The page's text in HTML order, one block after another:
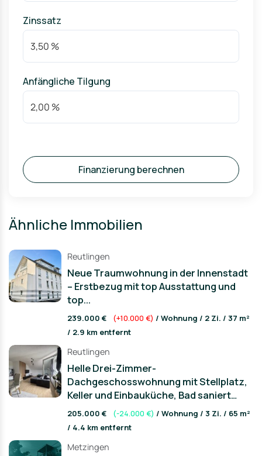
Zinssatz
Anfängliche Tilgung
Finanzierung berechnen
Ähnliche Immobilien
Reutlingen
Neue Traumwohnung in der Innenstadt
– Erstbezug mit top Ausstattung und
top...
239.000 € (+10.000 €) / Wohnung / 2 Zi. / 37 m²
/ 2.9 km entfernt
Reutlingen
Helle Drei-Zimmer-
Dachgeschosswohnung mit Stellplatz,
Keller und Einbauküche, Bad saniert
2018.
205.000 € (-24.000 €) / Wohnung / 3 Zi. / 65 m²
/ 4.4 km entfernt
Metzingen